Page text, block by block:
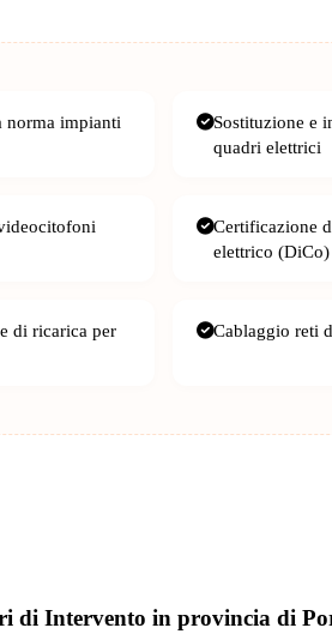
norma impianti
Sostituzione e
quadri elettrici
Certificazione
elettrico (DiCo)
di ricarica per
Cablaggio reti
di Intervento in provincia di